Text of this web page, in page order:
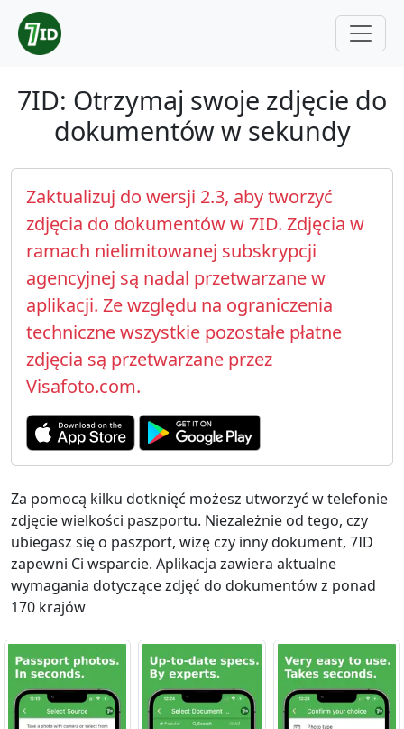
7ID: Otrzymaj swoje zdjęcie do
dokumentów w sekundy
Zaktualizuj do wersji 2.3, aby tworzyć
zdjęcia do dokumentów w 7ID. Zdjęcia w
ramach nielimitowanej subskrypcji
agencyjnej są nadal przetwarzane w
aplikacji. Ze względu na ograniczenia
techniczne wszystkie pozostałe płatne
zdjęcia są przetwarzane przez
Visafoto.com.
Za pomocą kilku dotknięć możesz utworzyć w telefonie
zdjęcie wielkości paszportu. Niezależnie od tego, czy
ubiegasz się o paszport, wizę czy inny dokument, 7ID
zapewni Ci wsparcie. Aplikacja zawiera aktualne
wymagania dotyczące zdjęć do dokumentów z ponad
170 krajów